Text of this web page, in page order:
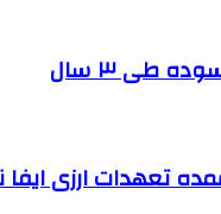
تعهدات ارزی